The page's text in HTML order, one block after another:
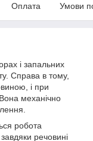
Оплата Умови
і запальних
Справа в тому,
і при
механічно
робота
речовині